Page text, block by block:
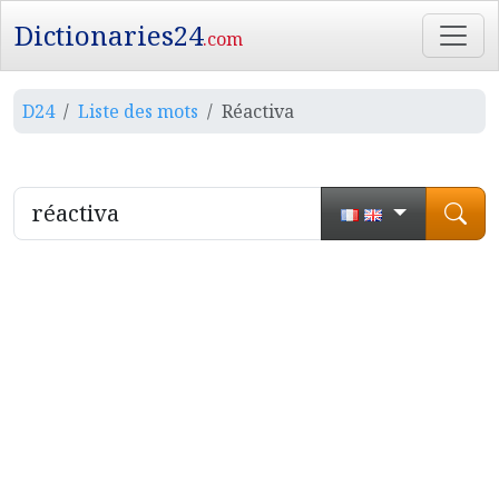
Dictionaries24.com
D24 Liste des mots Réactiva